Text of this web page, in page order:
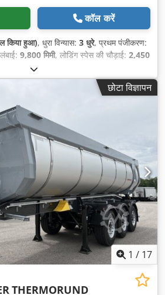
कॉल करें
किया हुआ), धुरा विन्यास: 3 धुरे, प्रथम पंजीकरण:
9,800 मिमी, लोडिंग स्पेस की चौड़ाई: 2,450
2,100 मिमी
3,900 मिमी, सस्पेंशन:हवा, टायर का आकार:
एबीएस छोटा विज्ञापन
1 / 17
THERMORUND